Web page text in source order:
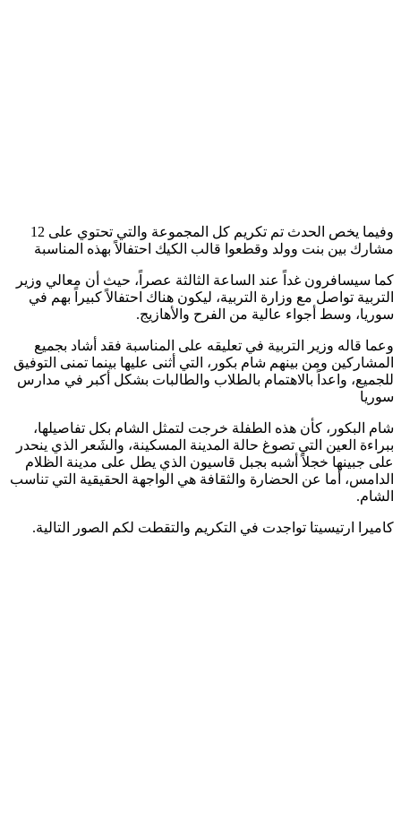
وفيما يخص الحدث تم تكريم كل المجموعة والتي تحتوي على 12
مشارك بين بنت وولد وقطعوا قالب الكيك احتفالاً بهذه المناسبة
كما سيسافرون غداً عند الساعة الثالثة عصراً، حيث أن معالي وزير
التربية تواصل مع وزارة التربية، ليكون هناك احتفالاً كبيراً بهم في
سوريا، وسط أجواء عالية من الفرح والأهازيج.
وعما قاله وزير التربية في تعليقه على المناسبة فقد أشاد بجميع
المشاركين ومن بينهم شام بكور، التي أثنى عليها بينما تمنى التوفيق
للجميع، واعداً بالاهتمام بالطلاب والطالبات بشكل أكبر في مدارس
سوريا
شام البكور، كأن هذه الطفلة خرجت لتمثل الشام بكل تفاصيلها،
ببراءة العين التي تصوغ حالة المدينة المسكينة، والشَعر الذي ينحدر
على جبينها خجلاً أشبه بجبل قاسيون الذي يطل على مدينة الظلام
الدامس، أما عن الحضارة والثقافة هي الواجهة الحقيقية التي تناسب
الشام.
كاميرا ارتيسيتا تواجدت في التكريم والتقطت لكم الصور التالية.